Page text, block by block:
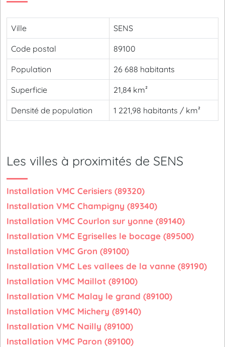
Ville SENS
Code postal 89100
Population 26 688 habitants
Superficie 21,84 km²
Densité de population 1 221,98 habitants / km²
Les villes à proximités de SENS
Installation VMC Cerisiers (89320)
Installation VMC Champigny (89340)
Installation VMC Courlon sur yonne (89140)
Installation VMC Egriselles le bocage (89500)
Installation VMC Gron (89100)
Installation VMC Les vallees de la vanne (89190)
Installation VMC Maillot (89100)
Installation VMC Malay le grand (89100)
Installation VMC Michery (89140)
Installation VMC Nailly (89100)
Installation VMC Paron (89100)